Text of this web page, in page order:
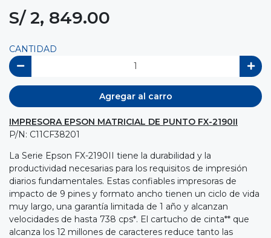
S/ 2, 849.00
CANTIDAD
Agregar al carro
IMPRESORA EPSON MATRICIAL DE PUNTO FX-2190II
P/N: C11CF38201
La Serie Epson FX-2190II tiene la durabilidad y la
productividad necesarias para los requisitos de impresión
diarios fundamentales. Estas confiables impresoras de
impacto de 9 pines y formato ancho tienen un ciclo de vida
muy largo, una garantía limitada de 1 año y alcanzan
velocidades de hasta 738 cps*. El cartucho de cinta** que
alcanza los 12 millones de caracteres reduce tanto las